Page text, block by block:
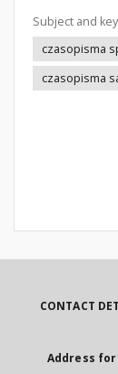
Subject and
czasopisma
czasopisma
CONTACT
Address